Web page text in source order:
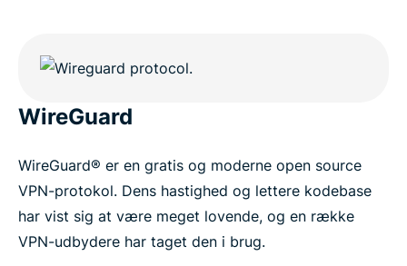
WireGuard
WireGuard® er en gratis og moderne open source
VPN-protokol. Dens hastighed og lettere kodebase
har vist sig at være meget lovende, og en række
VPN-udbydere har taget den i brug.